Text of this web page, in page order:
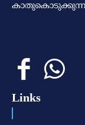
Links